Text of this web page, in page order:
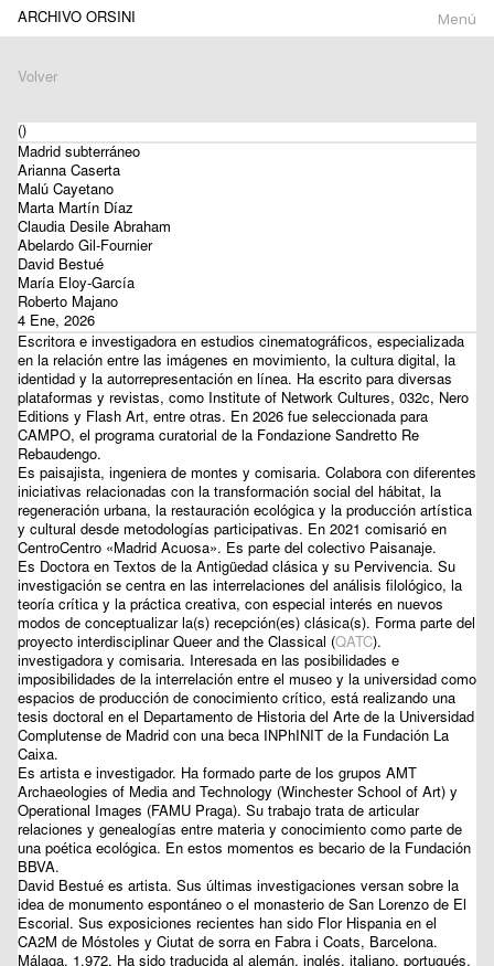
ARCHIVO ORSINI Menú
Volver
()
Madrid subterráneo
Arianna Caserta
Malú Cayetano
Marta Martín Díaz
Claudia Desile Abraham
Abelardo Gil-Fournier
David Bestué
María Eloy-García
Roberto Majano
4 Ene, 2026
Escritora e investigadora en estudios cinematográficos, especializada
en la relación entre las imágenes en movimiento, la cultura digital, la
identidad y la autorrepresentación en línea. Ha escrito para diversas
plataformas y revistas, como Institute of Network Cultures, 032c, Nero
Editions y Flash Art, entre otras. En 2026 fue seleccionada para
CAMPO, el programa curatorial de la Fondazione Sandretto Re
Rebaudengo.
Es paisajista, ingeniera de montes y comisaria. Colabora con diferentes
iniciativas relacionadas con la transformación social del hábitat, la
regeneración urbana, la restauración ecológica y la producción artística
y cultural desde metodologías participativas. En 2021 comisarió en
CentroCentro «Madrid Acuosa». Es parte del colectivo Paisanaje.
Es Doctora en Textos de la Antigüedad clásica y su Pervivencia. Su
investigación se centra en las interrelaciones del análisis filológico, la
teoría crítica y la práctica creativa, con especial interés en nuevos
modos de conceptualizar la(s) recepción(es) clásica(s). Forma parte del
proyecto interdisciplinar Queer and the Classical (QATC).
investigadora y comisaria. Interesada en las posibilidades e
imposibilidades de la interrelación entre el museo y la universidad como
espacios de producción de conocimiento crítico, está realizando una
tesis doctoral en el Departamento de Historia del Arte de la Universidad
Complutense de Madrid con una beca INPhINIT de la Fundación La
Caixa.
Es artista e investigador. Ha formado parte de los grupos AMT
Archaeologies of Media and Technology (Winchester School of Art) y
Operational Images (FAMU Praga). Su trabajo trata de articular
relaciones y genealogías entre materia y conocimiento como parte de
una poética ecológica. En estos momentos es becario de la Fundación
BBVA.
David Bestué es artista. Sus últimas investigaciones versan sobre la
idea de monumento espontáneo o el monasterio de San Lorenzo de El
Escorial. Sus exposiciones recientes han sido Flor Hispania en el
CA2M de Móstoles y Ciutat de sorra en Fabra i Coats, Barcelona.
Málaga, 1.972. Ha sido traducida al alemán, inglés, italiano, portugués,